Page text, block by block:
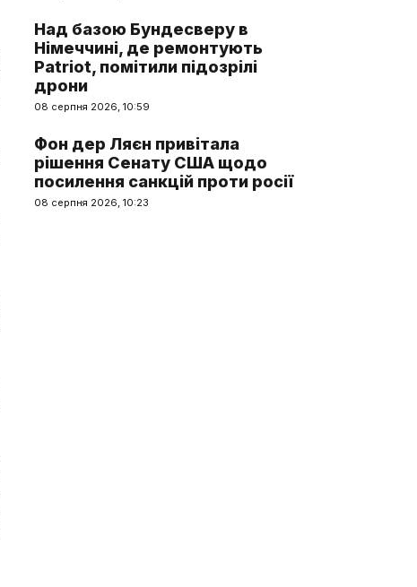
Над базою Бундесверу в
Німеччині, де ремонтують
Patriot, помітили підозрілі
дрони
08 серпня 2026, 10:59
Фон дер Ляєн привітала
рішення Сенату США щодо
посилення санкцій проти росії
08 серпня 2026, 10:23